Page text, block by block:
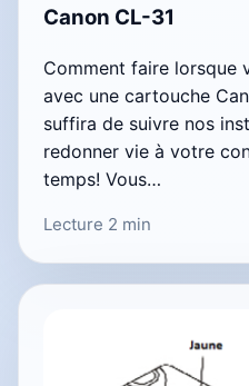
Canon CL-31
Comment faire lorsque
avec une cartouche
suffira de suivre nos
redonner vie à votre
temps! Vous…
Lecture 2 min